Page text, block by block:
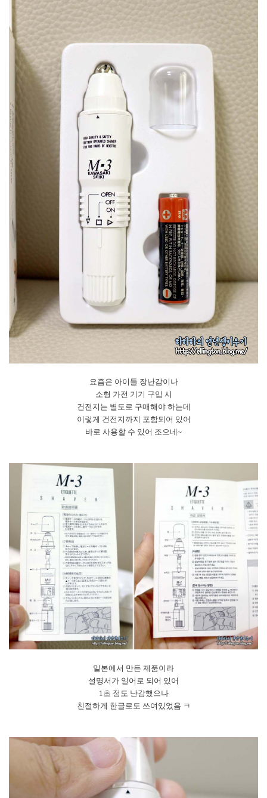
요즘은 아이들 장난감이나
소형 가전 기기 구입 시
건전지는 별도로 구매해야 하는데
이렇게 건전지까지 포함되어 있어
바로 사용할 수 있어 조으네~
일본에서 만든 제품이라
설명서가 일어로 되어 있어
1초 정도 난감했으나
친절하게 한글로도 쓰여있었음 ㅋ